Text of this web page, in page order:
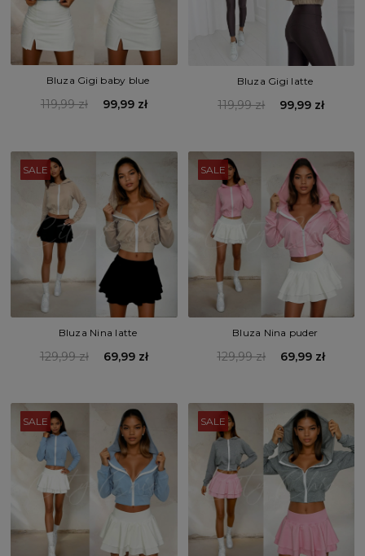
Bluza Gigi baby blue
119,99 zł 99,99 zł
Bluza Gigi latte
119,99 zł 99,99 zł
SALE
Bluza Nina latte
129,99 zł 69,99 zł
SALE
Bluza Nina puder
129,99 zł 69,99 zł
SALE SALE